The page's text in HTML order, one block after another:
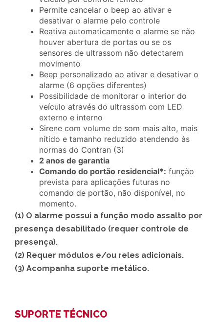
Permite cancelar o beep ao ativar e
desativar o alarme pelo controle
Reativa automaticamente o alarme se não
houver abertura de portas ou se os
sensores de ultrassom não detectarem
movimento
Beep personalizado ao ativar e desativar o
alarme (6 opções diferentes)
Possibilidade de monitorar o interior do
veículo através do ultrassom com LED
externo e interno
Sirene com volume de som mais alto, mais
nítido e tamanho reduzido atendendo às
normas do Contran (3)
2 anos de garantia
Comando do portão residencial*: função
prevista para aplicações futuras no
comando de portão, não disponível, no
momento.
(1) O alarme possui a função modo assalto por
presença desabilitado (requer controle de
presença).
(2) Requer módulos e/ou reles adicionais.
(3) Acompanha suporte metálico.
SUPORTE TÉCNICO